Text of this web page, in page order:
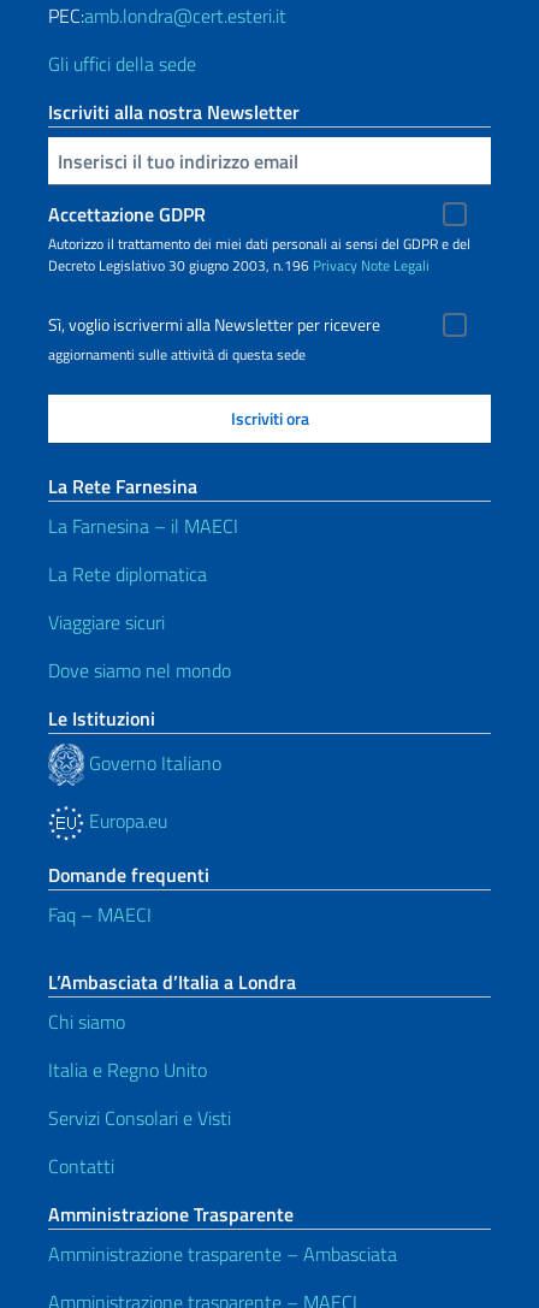
PEC:amb.londra@cert.esteri.it
Gli uffici della sede
Iscriviti alla nostra Newsletter
Inserisci la tua email
Accettazione GDPR
Autorizzo il trattamento dei miei dati personali ai sensi del GDPR e del
Decreto Legislativo 30 giugno 2003, n.196 Privacy Note Legali
Sì, voglio iscrivermi alla Newsletter per ricevere
aggiornamenti sulle attività di questa sede
La Rete Farnesina
La Farnesina – il MAECI
La Rete diplomatica
Viaggiare sicuri
Dove siamo nel mondo
Le Istituzioni
Governo Italiano
Europa.eu
Domande frequenti
Faq – MAECI
L’Ambasciata d’Italia a Londra
Chi siamo
Italia e Regno Unito
Servizi Consolari e Visti
Contatti
Amministrazione Trasparente
Amministrazione trasparente – Ambasciata
Amministrazione trasparente – MAECI